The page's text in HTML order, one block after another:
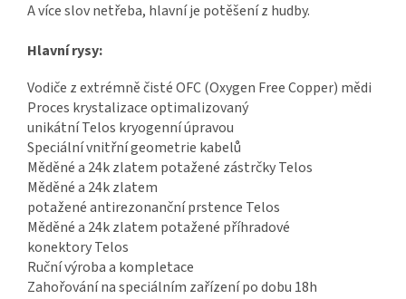
A více slov netřeba, hlavní je potěšení z hudby.
Hlavní rysy:
Vodiče z extrémně čisté OFC (Oxygen Free Copper) mědi
Proces krystalizace optimalizovaný
unikátní Telos kryogenní úpravou
Speciální vnitřní geometrie kabelů
Měděné a 24k zlatem potažené zástrčky Telos
Měděné a 24k zlatem
potažené antirezonanční prstence Telos
Měděné a 24k zlatem potažené příhradové
konektory Telos
Ruční výroba a kompletace
Zahořování na speciálním zařízení po dobu 18h